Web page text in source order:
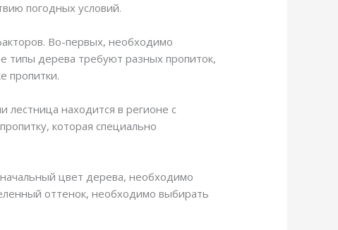
погодных условий.
Во-первых, необходимо
типы дерева требуют разных пропиток,
пропитки.
лестница находится в регионе с
которая специально
цвет дерева, необходимо
оттенок, необходимо выбирать